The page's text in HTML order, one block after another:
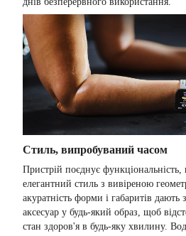
Стиль, випробуваний часом
Пристрій поєднує функціональність,
елегантний стиль з вивіреною
акуратність форми і габаритів дають
аксесуар у будь-який образ, щоб
стан здоров'я в будь-яку хвилину.